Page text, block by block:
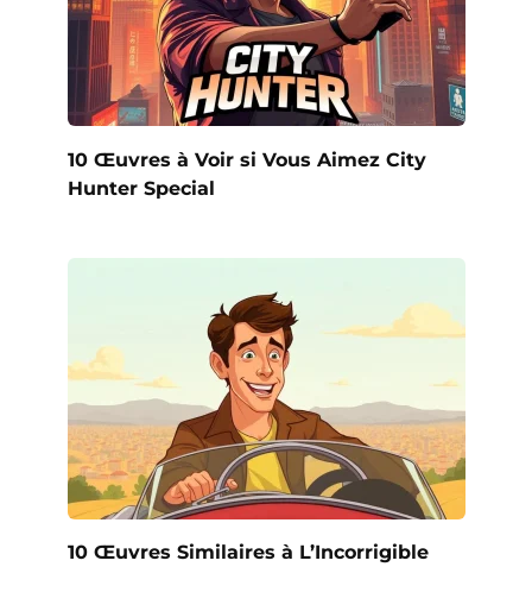
10 Œuvres à Voir si Vous Aimez City
Hunter Special
10 Œuvres Similaires à L’Incorrigible